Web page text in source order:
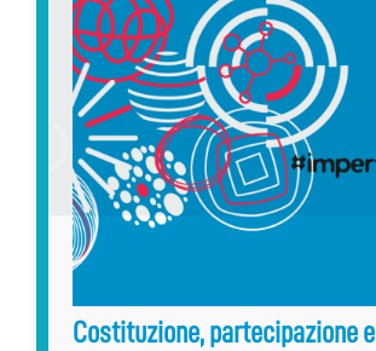
Costituzione, partecipazione e